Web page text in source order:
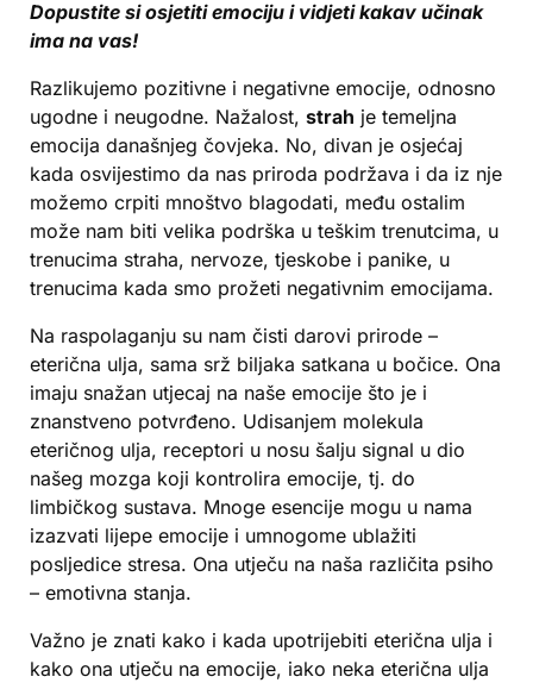
Dopustite si osjetiti emociju i vidjeti kakav učinak
ima na vas!
Razlikujemo pozitivne i negativne emocije, odnosno
ugodne i neugodne. Nažalost, strah je temeljna
emocija današnjeg čovjeka. No, divan je osjećaj
kada osvijestimo da nas priroda podržava i da iz nje
možemo crpiti mnoštvo blagodati, među ostalim
može nam biti velika podrška u teškim trenutcima, u
trenucima straha, nervoze, tjeskobe i panike, u
trenucima kada smo prožeti negativnim emocijama.
Na raspolaganju su nam čisti darovi prirode –
eterična ulja, sama srž biljaka satkana u bočice. Ona
imaju snažan utjecaj na naše emocije što je i
znanstveno potvrđeno. Udisanjem molekula
eteričnog ulja, receptori u nosu šalju signal u dio
našeg mozga koji kontrolira emocije, tj. do
limbičkog sustava. Mnoge esencije mogu u nama
izazvati lijepe emocije i umnogome ublažiti
posljedice stresa. Ona utječu na naša različita psiho
– emotivna stanja.
Važno je znati kako i kada upotrijebiti eterična ulja i
kako ona utječu na emocije, iako neka eterična ulja